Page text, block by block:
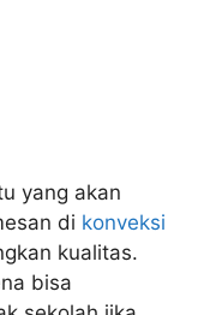
yang akan
di konveksi
kualitas.
bisa